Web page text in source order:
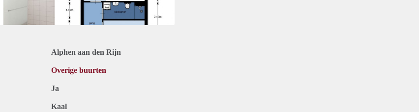
Alphen aan den Rijn
Overige buurten
Ja
Kaal